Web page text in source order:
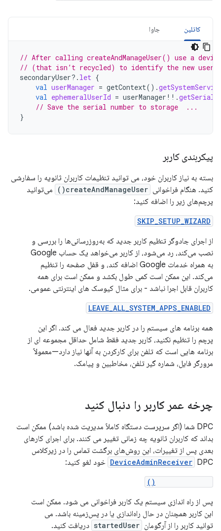
کاتلین جاوا
// After calling createAndManageUser() use a
// (that isn’t recycled) to identify the new user.
secondaryUser?. let {
val userManager = getContext().
val ephemeralUserId = userManager !! .
// Save the serial number to storage  ...
}
پیکربندی کاربر
بسته به نیاز کاربران خود، می توانید تنظیمات کاربران ثانویه را سفارشی
کنید. هنگام فراخوانی createAndManageUser()
می‌توانید
پرچم‌های زیر را اضافه کنید:
SKIP_SETUP_WIZARD
از اجرای جادوگر تنظیم کاربر جدید که به‌روزرسانی‌ها را بررسی و
نصب می‌کند، رد می‌شود، از کاربر می‌خواهد یک حساب Google
به همراه خدمات Google اضافه کند، و قفل صفحه را تنظیم
می‌کند. این ممکن است کمی طول بکشد و ممکن است برای همه
کاربران قابل اجرا نباشد - برای مثال کیوسک های اینترنتی عمومی.
LEAVE_ALL_SYSTEM_APPS_ENABLED
همه برنامه های سیستم را در کاربر جدید فعال می کند. اگر این
پرچم را تنظیم نکنید، کاربر جدید فقط شامل حداقل مجموعه ای از
برنامه هایی است که تلفن برای کارکردن به آنها نیاز دارد—معمولاً
مرورگر فایل، شماره گیر تلفن، مخاطبین و پیامک.
چرخه عمر کاربر را دنبال کنید
DPC شما (اگر سرپرست دستگاه کاملاً مدیریت شده باشد) ممکن است
بداند که کاربران ثانویه چه زمانی تغییر می کنند. برای اجرای کارهای
بعدی پس از تغییرات، این روش‌های برگشت تماس را در زیرکلاس
DeviceAdminReceiver DPC خود لغو کنید:
پس از راه اندازی سیستم یک کاربر فراخوانی می شود. ممکن است
این کاربر همچنان در حال راه‌اندازی یا در پس‌زمینه باشد. می
توانید کاربر را از آرگومان startedUser دریافت کنید.